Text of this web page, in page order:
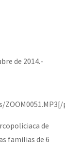
de Jesús
pela
de 2014.-
de
familias de 6